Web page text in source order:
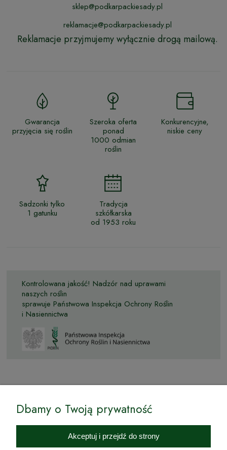
sklep@podkarpackiesady.pl
reklamacje@podkarpackiesady.pl
Reklamacje przyjmujemy wyłącznie drogą mailową.
Gwarancja
przyjęcia się roślin
Szeroka oferta
ponad
1000 odmian
roślin
Konkurencyjne,
niskie ceny
Sadzonki tylko
1 gatunku
Tradycja
szkółkarska
od 1953 roku
Kontrolowana jakość! Nadzór nad uprawami
naszych roślin
sprawuje Państwowa Inspekcja Ochrony Roślin
i Nasiennictwa
Internetowy Sklep Ogrodniczy Podkarpackie Sady to inicjatywa
podkarpackich szkółkarzy, której zamierzeniem jest wprowadzenie na
rynek wysokiej jakości drzewek owocowych, drzewek ozdobnych oraz
Dbamy o Twoją prywatność
Akceptuj i przejdź do strony